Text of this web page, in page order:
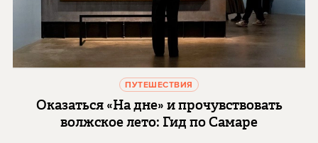
ПУТЕШЕСТВИЯ
Оказаться «На дне» и прочувствовать
волжское лето: Гид по Самаре